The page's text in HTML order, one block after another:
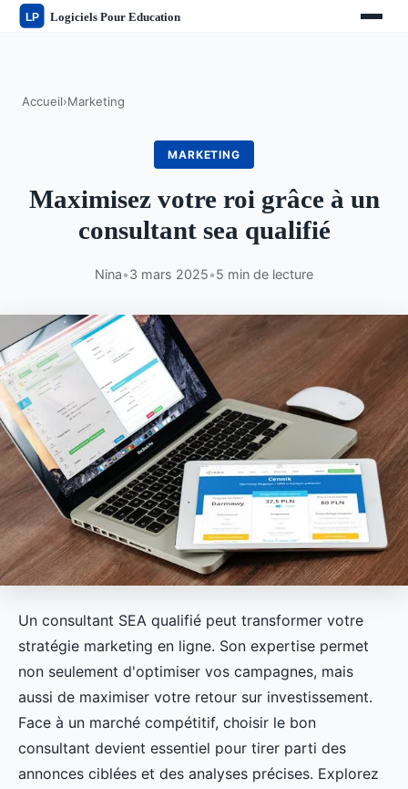
Accueil›Marketing
MARKETING
Maximisez votre roi grâce à un
consultant sea qualifié
Nina•3 mars 2025•5 min de lecture
Un consultant SEA qualifié peut transformer votre
stratégie marketing en ligne. Son expertise permet
non seulement d'optimiser vos campagnes, mais
aussi de maximiser votre retour sur investissement.
Face à un marché compétitif, choisir le bon
consultant devient essentiel pour tirer parti des
annonces ciblées et des analyses précises. Explorez